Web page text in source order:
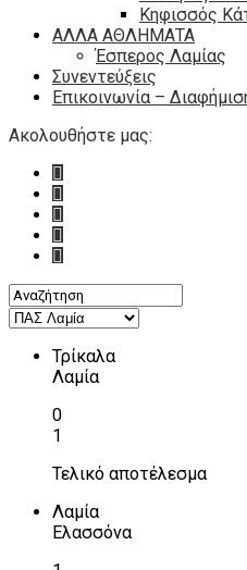
Κηφισσός
ΑΛΛΑ ΑΘΛΗΜΑΤΑ
Έσπερος Λαμίας
Συνεντεύξεις
Επικοινωνία –
Ακολουθήστε μας:
Τρίκαλα
Λαμία
0
1
Τελικό αποτέλεσμα
Λαμία
Ελασσόνα